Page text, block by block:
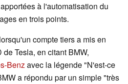
à l'automatisation du
en trois points.
compte tiers a mis en
Tesla, en citant BMW,
Benzavec la légende "N'est-ce
a répondu par un simple "très